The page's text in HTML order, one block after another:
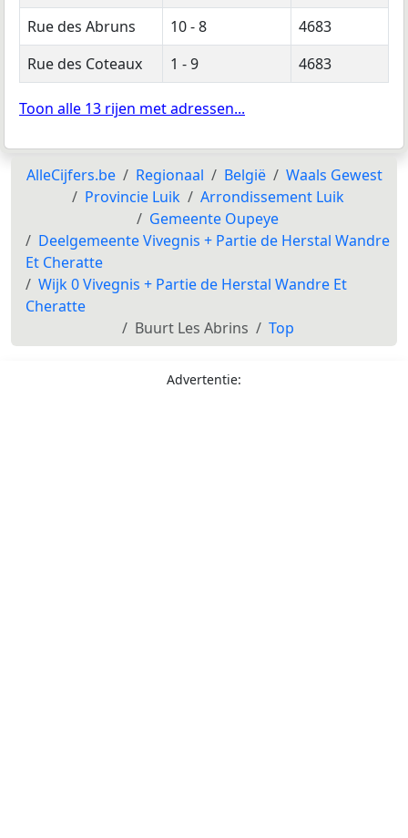
Rue des Abruns 10 - 8
4683
Rue des Coteaux
1 - 9 4683
Toon alle 13 rijen met adressen...
AlleCijfers.be Regionaal België
Waals Gewest
Provincie Luik
Arrondissement Luik
Gemeente Oupeye
Deelgemeente Vivegnis + Partie de Herstal Wandre
Et Cheratte
Wijk 0 Vivegnis + Partie de Herstal Wandre Et
Cheratte
Buurt Les Abrins
Top
Advertentie: